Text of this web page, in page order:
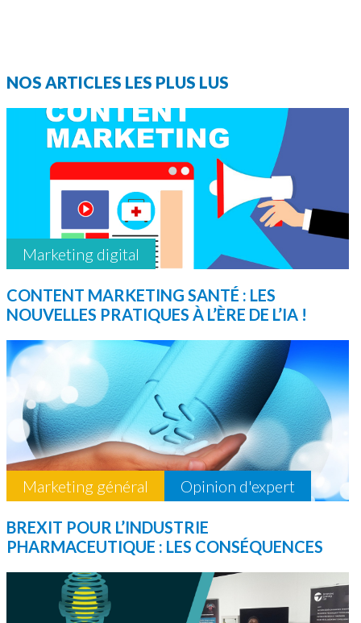
NOS ARTICLES LES PLUS LUS
Marketing digital
CONTENT MARKETING SANTÉ : LES
NOUVELLES PRATIQUES À L’ÈRE DE L’IA !
Marketing général Opinion d'expert
BREXIT POUR L’INDUSTRIE
PHARMACEUTIQUE : LES CONSÉQUENCES